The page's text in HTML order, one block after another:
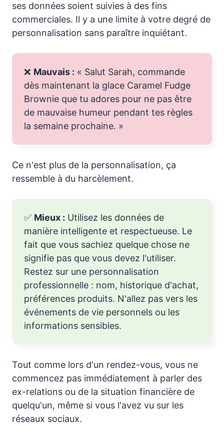
ses données soient suivies à des fins
commerciales. Il y a une limite à votre degré de
personnalisation sans paraître inquiétant.
❌ Mauvais : « Salut Sarah, commande
dès maintenant la glace Caramel Fudge
Brownie que tu adores pour ne pas être
de mauvaise humeur pendant tes règles
la semaine prochaine. »
Ce n'est plus de la personnalisation, ça
ressemble à du harcèlement.
✅ Mieux : Utilisez les données de
manière intelligente et respectueuse. Le
fait que vous sachiez quelque chose ne
signifie pas que vous devez l'utiliser.
Restez sur une personnalisation
professionnelle : nom, historique d'achat,
préférences produits. N'allez pas vers les
événements de vie personnels ou les
informations sensibles.
Tout comme lors d'un rendez-vous, vous ne
commencez pas immédiatement à parler des
ex-relations ou de la situation financière de
quelqu'un, même si vous l'avez vu sur les
réseaux sociaux.